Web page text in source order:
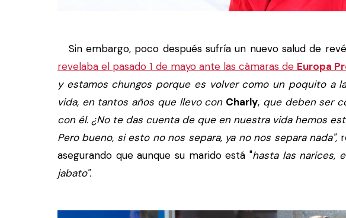
Sin embargo, poco después sufría un nuevo salud de
revelaba el pasado 1 de mayo ante las cámaras de Europa
y estamos chungos porque es volver como un poquito a
vida, en tantos años que llevo con Charly, que deben ser
con él. ¿No te das cuenta de que en nuestra vida hemos
Pero bueno, si esto no nos separa, ya no nos separa nada",
asegurando que aunque su marido está "hasta las narices,
jabato".